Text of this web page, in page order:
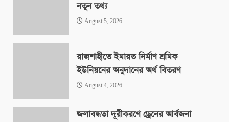
নতুন তথ্য
August 5, 2026
রাজশাহীতে ইমারত নির্মাণ শ্রমিক
ইউনিয়নের অনুদানের অর্থ বিতরণ
August 4, 2026
জলাবদ্ধতা দূরীকরণে ড্রেনের আর্বজনা